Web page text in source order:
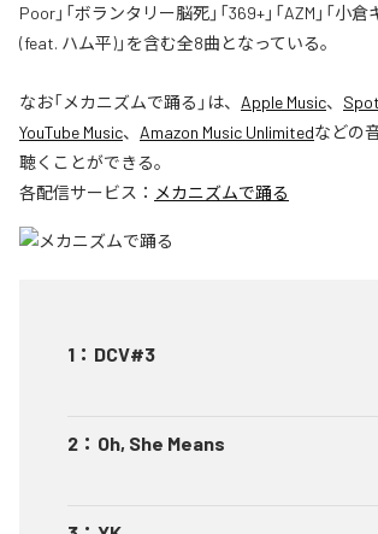
Poor」「ボランタリー脳死」「369+」「AZM」「小
(feat. ハム平)」を含む全8曲となっている。
なお「メカニズムで踊る 」は、 Apple Music、
YouTube Music、 Amazon Music Unlimitedなどの
聴くことができる。
各配信サービス： メカニズムで踊る
1 ： DCV#3
2 ： Oh, She Means